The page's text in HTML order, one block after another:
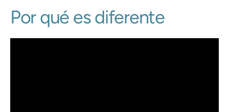
Por qué es diferente